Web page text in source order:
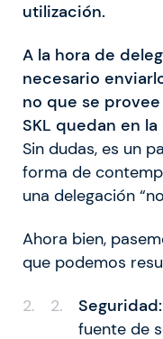
utilización.
A la hora de
necesario
no que se
SKL quedan en
Sin dudas, es un
forma de
una delegación
Ahora bien,
que podemos
Seguridad:
fuente de